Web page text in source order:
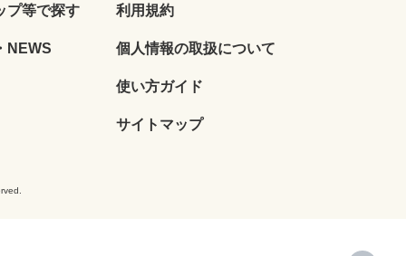
プ等で探す
NEWS
利用規約
個人情報の取扱について
使い方ガイド
サイトマップ